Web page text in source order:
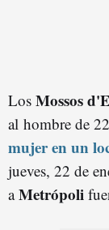
Los Mossos
al hombre de
mujer en un
jueves, 22 de
aMetrópoli